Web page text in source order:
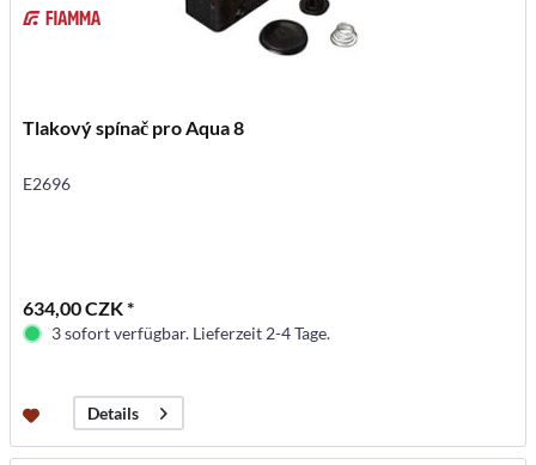
Tlakový spínač pro Aqua 8
E2696
634,00 CZK *
3 sofort verfügbar. Lieferzeit 2-4 Tage.
Details